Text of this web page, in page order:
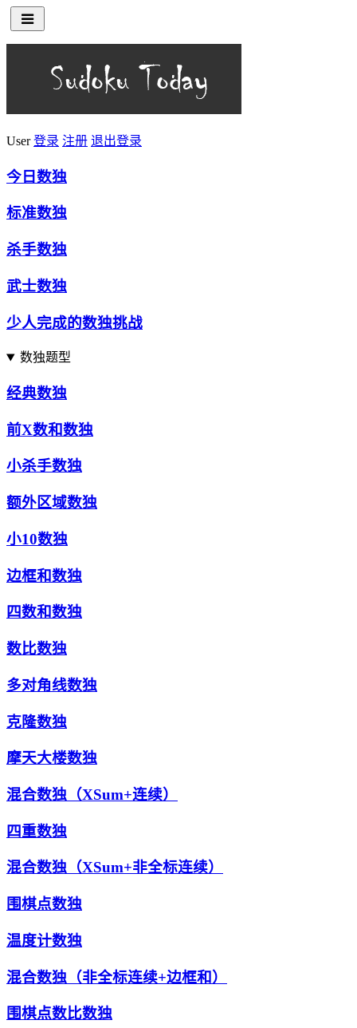
User 登录 注册 退出登录
今日数独
标准数独
杀手数独
武士数独
少人完成的数独挑战
数独题型
经典数独
前X数和数独
小杀手数独
额外区域数独
小10数独
边框和数独
四数和数独
数比数独
多对角线数独
克隆数独
摩天大楼数独
混合数独（XSum+连续）
四重数独
混合数独（XSum+非全标连续）
围棋点数独
温度计数独
混合数独（非全标连续+边框和）
围棋点数比数独